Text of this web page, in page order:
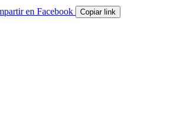
en Facebook Copiar link